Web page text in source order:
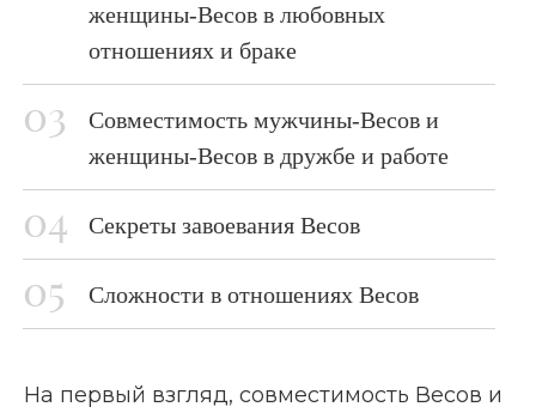
женщины-Весов в любовных
отношениях и браке
Совместимость мужчины-Весов и
женщины-Весов в дружбе и работе
Секреты завоевания Весов
Сложности в отношениях Весов
На первый взгляд, совместимость Весов и